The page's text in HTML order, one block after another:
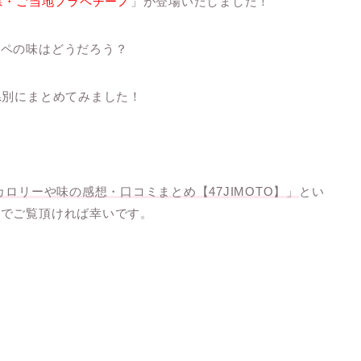
の味はどうだろう？
にまとめてみました！
リーや味の感想・口コミまとめ【47JIMOTO】」
とい
ご覧頂ければ幸いです。